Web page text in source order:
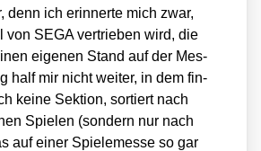
denn ich erin­ner­te mich zwar,
von SEGA ver­trie­ben wird, die
eige­nen Stand auf der Mes­
half mir nicht wei­ter, in dem fin­
kei­ne Sek­ti­on, sor­tiert nach
Spie­len (son­dern nur nach
auf einer Spie­le­mes­se so gar